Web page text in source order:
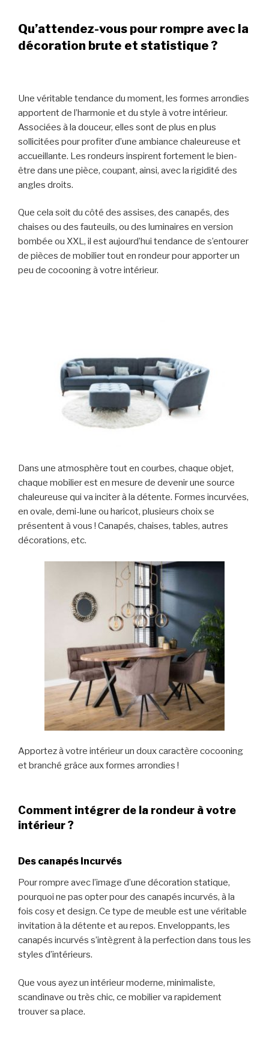
Qu’attendez-vous pour rompre avec la
décoration brute et statistique ?
Une véritable tendance du moment, les formes arrondies
apportent de l’harmonie et du style à votre intérieur.
Associées à la douceur, elles sont de plus en plus
sollicitées pour profiter d’une ambiance chaleureuse et
accueillante. Les rondeurs inspirent fortement le bien-
être dans une pièce, coupant, ainsi, avec la rigidité des
angles droits.
Que cela soit du côté des assises, des canapés, des
chaises ou des fauteuils, ou des luminaires en version
bombée ou XXL, il est aujourd’hui tendance de s’entourer
de pièces de mobilier tout en rondeur pour apporter un
peu de cocooning à votre intérieur.
Dans une atmosphère tout en courbes, chaque objet,
chaque mobilier est en mesure de devenir une source
chaleureuse qui va inciter à la détente. Formes incurvées,
en ovale, demi-lune ou haricot, plusieurs choix se
présentent à vous ! Canapés, chaises, tables, autres
décorations, etc.
Apportez à votre intérieur un doux caractère cocooning
et branché grâce aux formes arrondies !
Comment intégrer de la rondeur à votre
intérieur ?
Des canapés incurvés
Pour rompre avec l’image d’une décoration statique,
pourquoi ne pas opter pour des canapés incurvés, à la
fois cosy et design. Ce type de meuble est une véritable
invitation à la détente et au repos. Enveloppants, les
canapés incurvés s’intègrent à la perfection dans tous les
styles d’intérieurs.
Que vous ayez un intérieur moderne, minimaliste,
scandinave ou très chic, ce mobilier va rapidement
trouver sa place.